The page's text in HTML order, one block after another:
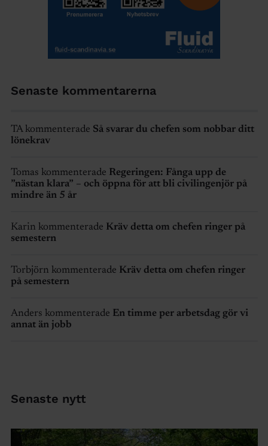
Senaste kommentarerna
TA kommenterade Så svarar du chefen som nobbar ditt
lönekrav
Tomas kommenterade Regeringen: Fånga upp de
”nästan klara” – och öppna för att bli civilingenjör på
mindre än 5 år
Karin kommenterade Kräv detta om chefen ringer på
semestern
Torbjörn kommenterade Kräv detta om chefen ringer
på semestern
Anders kommenterade En timme per arbetsdag gör vi
annat än jobb
Senaste nytt